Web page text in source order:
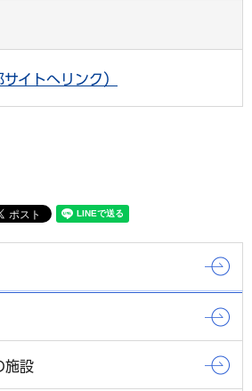
イトへリンク）
施設